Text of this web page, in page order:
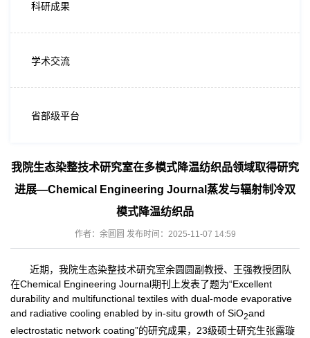
科研成果
学术交流
省部级平台
我院生态染整技术研究室在多模式降温纺织品领域取得研究
进展—Chemical Engineering Journal蒸发与辐射制冷双
模式降温纺织品
作者：余圆圆 发布时间：2025-11-07 14:59
近期，我院生态染整技术研究室余圆圆副教授、王强教授团队
在Chemical Engineering Journal期刊上发表了题为“Excellent
durability and multifunctional textiles with dual-mode evaporative
and radiative cooling enabled by in-situ growth of SiO2and
electrostatic network coating”的研究成果，23级硕士研究生张露璇